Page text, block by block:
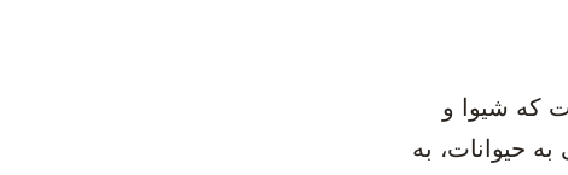
که شیوا و
حیوانات، به